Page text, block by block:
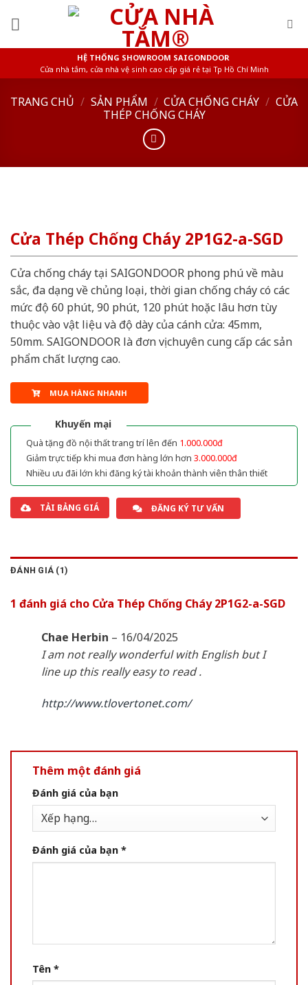
HỆ THỐNG SHOWROOM SAIGONDOOR
Cửa nhà tắm, cửa nhà vệ sinh cao cấp giá rẻ tại Tp Hồ Chí Minh
TRANG CHỦ / SẢN PHẨM / CỬA CHỐNG CHÁY / CỬA
THÉP CHỐNG CHÁY
Cửa Thép Chống Cháy 2P1G2-a-SGD
Cửa chống cháy tại SAIGONDOOR phong phú về màu
sắc, đa dạng về chủng loại, thời gian chống cháy có các
mức độ 60 phút, 90 phút, 120 phút hoặc lâu hơn tùy
thuộc vào vật liệu và độ dày của cánh cửa: 45mm,
50mm. SAIGONDOOR là đơn vị chuyên cung cấp các sản
phẩm chất lượng cao.
MUA HÀNG NHANH
Khuyến mại
Quà tặng đồ nội thất trang trí lên đến 1.000.000đ
Giảm trực tiếp khi mua đơn hàng lớn hơn 3.000.000đ
Nhiều ưu đãi lớn khi đăng ký tài khoản thành viên thân thiết
TẢI BẢNG GIÁ ĐĂNG KÝ TƯ VẤN
ĐÁNH GIÁ (1)
1 đánh giá cho Cửa Thép Chống Cháy 2P1G2-a-SGD
Chae Herbin – 16/04/2025
I am not really wonderful with English but I
line up this really easy to read .
http://www.tlovertonet.com/
Thêm một đánh giá
Đánh giá của bạn
Đánh giá của bạn *
Tên *